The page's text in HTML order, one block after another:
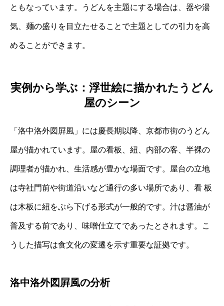
ともなっています。うどんを主題にする場合は、器や湯
気、麺の盛りを目立たせることで主題としての引力を高
めることができます。
実例から学ぶ：浮世絵に描かれたうどん
屋のシーン
「洛中洛外図屛風」には慶長期以降、京都市街のうどん
屋が描かれています。屋の看板、紐、内部の客、半裸の
調理者が描かれ、生活感が豊かな場面です。屋台の立地
は寺社門前や街道沿いなど通行の多い場所であり、看 板
は木板に紐をぶら下げる形式が一般的です。汁は醤油が
普及する前であり、味噌仕立てであったとされます。こ
うした描写は食文化の変遷を示す重要な証拠です。
洛中洛外図屛風の分析